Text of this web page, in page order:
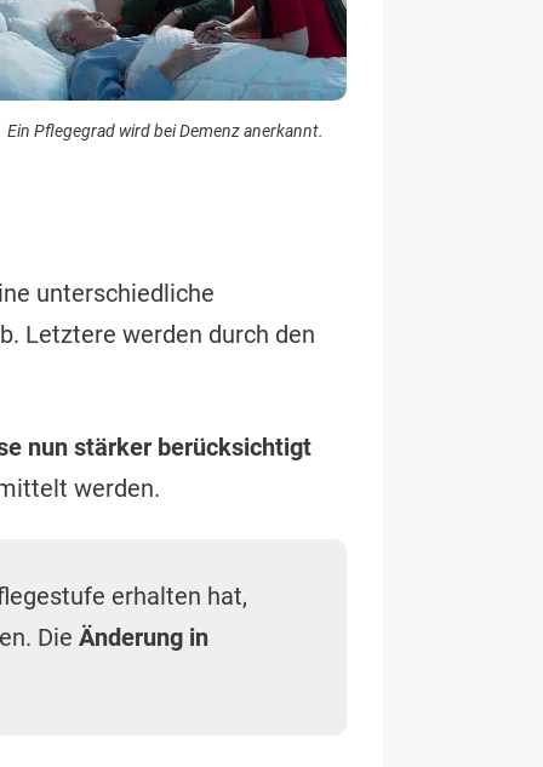
Ein Pflegegrad wird bei Demenz anerkannt.
unterschiedliche
Letztere werden durch den
nun stärker berücksichtigt
werden.
erhalten hat,
Die Änderung in